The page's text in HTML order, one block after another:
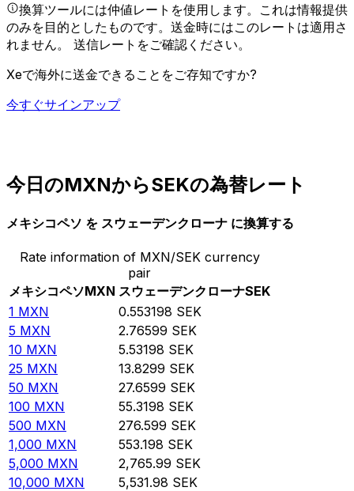
換算ツールには仲値レートを使用します。これは情報提供
のみを目的としたものです。送金時にはこのレートは適用さ
れません。 送信レートをご確認ください。
Xeで海外に送金できることをご存知ですか?
今すぐサインアップ
今日のMXNからSEKの為替レート
メキシコペソ を スウェーデンクローナ に換算する
Rate information of MXN/SEK currency
pair
メキシコペソMXN スウェーデンクローナSEK
1 MXN 0.553198 SEK
5 MXN 2.76599 SEK
10 MXN 5.53198 SEK
25 MXN 13.8299 SEK
50 MXN 27.6599 SEK
100 MXN 55.3198 SEK
500 MXN 276.599 SEK
1,000 MXN 553.198 SEK
5,000 MXN 2,765.99 SEK
10,000 MXN 5,531.98 SEK